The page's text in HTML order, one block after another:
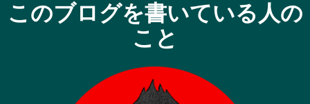
このブログを書いている人の
こと